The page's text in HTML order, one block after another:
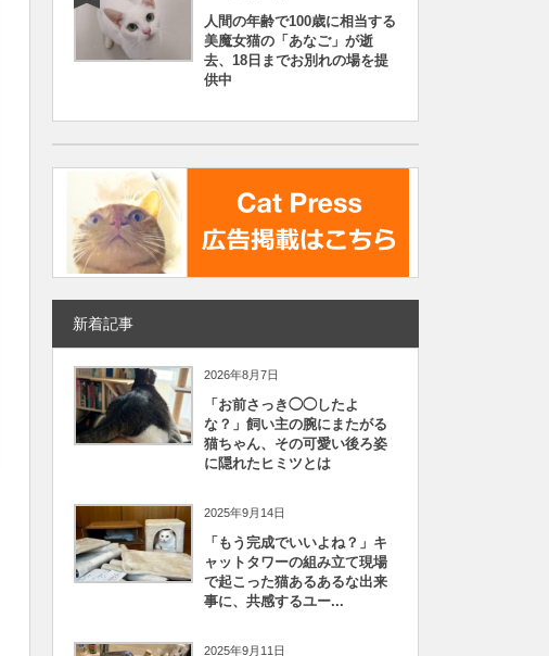
人間の年齢で100歳に相当する
美魔女猫の「あなご」が逝
去、18日までお別れの場を提
供中
新着記事
2026年8月7日
「お前さっき◯◯したよ
な？」飼い主の腕にまたがる
猫ちゃん、その可愛い後ろ姿
に隠れたヒミツとは
2025年9月14日
「もう完成でいいよね？」キ
ャットタワーの組み立て現場
で起こった猫あるあるな出来
事に、共感するユー...
2025年9月11日